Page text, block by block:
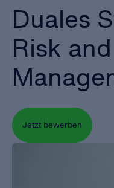
Duales
Risk
Jetzt bewerben